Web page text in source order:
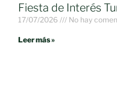
Fiesta de Interés
17/07/2026 No hay
Leer más »